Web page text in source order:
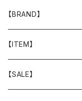
【BRAND】
山と道
T-SHIRT
迷迭香
【ITEM】
WEAR
【SALE】